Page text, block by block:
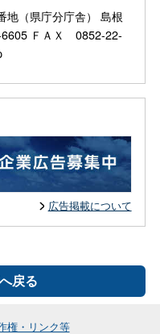
（県庁分庁舎） 島根
ＦＡＸ 0852-22-
広告掲載について
戻る
権・リンク等